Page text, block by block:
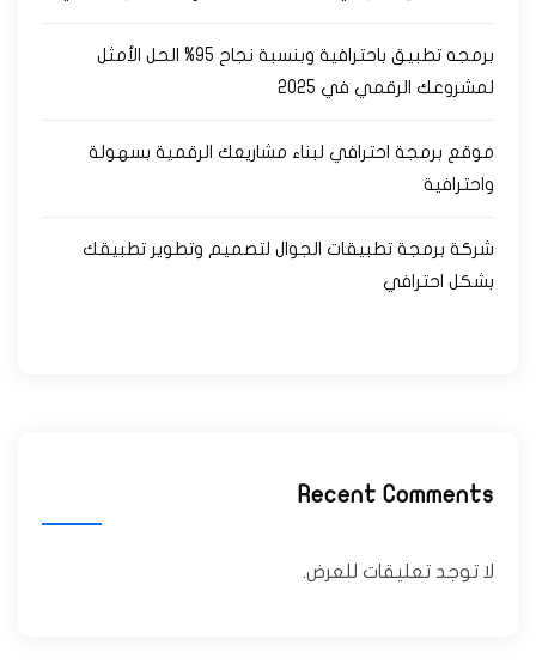
برمجه تطبيق باحترافية وبنسبة نجاح 95% الحل الأمثل
لمشروعك الرقمي في 2025
موقع برمجة احترافي لبناء مشاريعك الرقمية بسهولة
واحترافية
شركة برمجة تطبيقات الجوال لتصميم وتطوير تطبيقك
بشكل احترافي
Recent Comments
لا توجد تعليقات للعرض.